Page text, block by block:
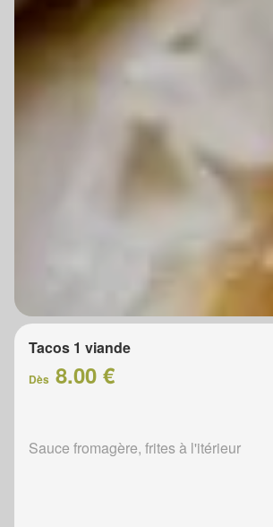
Tacos 1 viande
Dès 8.00 €
Sauce fromagère, frites à l'itérieur